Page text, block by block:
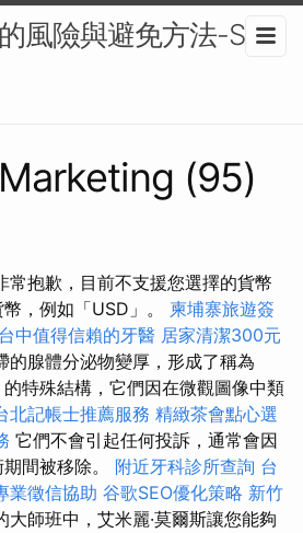
風險與避免方法-SEO
(95)
常抱歉，目前不支援您選擇的貨幣
，例如「USD」。 柬埔寨旅遊簽
台中值得信賴的牙醫 居家清潔300元
的腺體分泌物變厚，形成了稱為
的特殊結構，它們因在微觀圖像中類
北記帳士推薦服務 精緻茶會點心選
它們不會引起任何投訴，通常會因
間被移除。 附近牙科診所查詢 台
業徵信協助 谷歌SEO優化策略 新竹
大師班中，艾米麗·莫爾斯讓您能夠